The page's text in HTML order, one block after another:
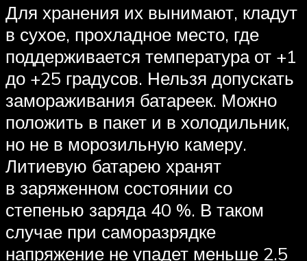
Для хранения их вынимают, кладут
в сухое, прохладное место, где
поддерживается температура от +1
до +25 градусов. Нельзя допускать
замораживания батареек. Можно
положить в пакет и в холодильник,
но не в морозильную камеру.
Литиевую батарею хранят
в заряженном состоянии со
степенью заряда 40 %. В таком
случае при саморазрядке
напряжение не упадет меньше 2.5